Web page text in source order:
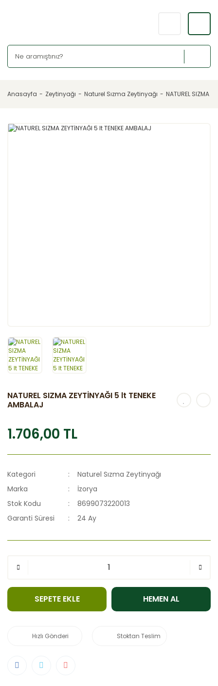
Anasayfa Zeytinyağı Naturel Sızma Zeytinyağı NATUREL SIZMA
NATUREL SIZMA ZEYTİNYAĞI 5 lt TENEKE
AMBALAJ
1.706,00 TL
Kategori
Naturel Sızma Zeytinyağı
Marka
İzorya
Stok Kodu
8699073220013
Garanti Süresi
24 Ay
SEPETE EKLE HEMEN AL
Hızlı Gönderi Stoktan Teslim